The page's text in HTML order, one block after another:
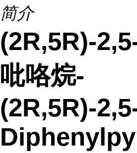
简介
(2R,5R)-
吡咯烷-
(2R,5R)-